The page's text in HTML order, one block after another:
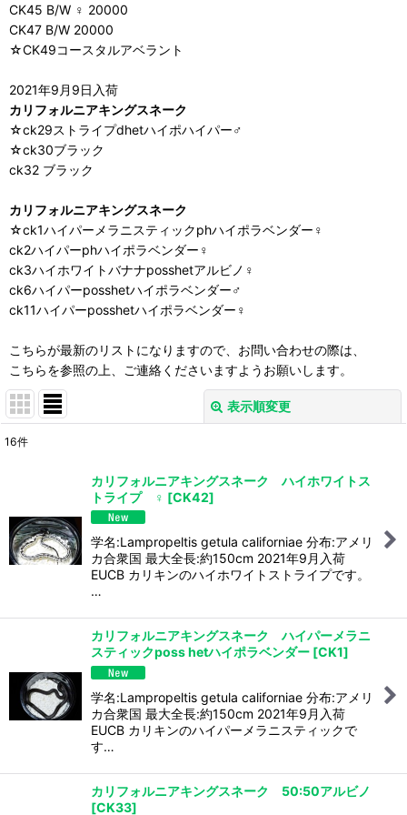
CK45 B/W ♀ 20000
CK47 B/W 20000
☆CK49コースタルアベラント
2021年9月9日入荷
カリフォルニアキングスネーク
☆ck29ストライプdhetハイポハイパー♂
☆ck30ブラック
ck32 ブラック
カリフォルニアキングスネーク
☆ck1ハイパーメラニスティックphハイポラベンダー♀
ck2ハイパーphハイポラベンダー♀
ck3ハイホワイトバナナposshetアルビノ♀
ck6ハイパーposshetハイポラベンダー♂
ck11ハイパーposshetハイポラベンダー♀
こちらが最新のリストになりますので、お問い合わせの際は、
こちらを参照の上、ご連絡くださいますようお願いします。
表示順変更
絞り込む
16件
カリフォルニアキングスネーク ハイホワイトス
トライプ ♀ [CK42]
学名:Lampropeltis getula californiae 分布:アメリ
カ合衆国 最大全長:約150cm 2021年9月入荷
EUCB カリキンのハイホワイトストライプです。
…
カリフォルニアキングスネーク ハイパーメラニ
スティックposs hetハイポラベンダー [CK1]
学名:Lampropeltis getula californiae 分布:アメリ
カ合衆国 最大全長:約150cm 2021年9月入荷
EUCB カリキンのハイパーメラニスティックで
す…
カリフォルニアキングスネーク 50:50アルビノ
[CK33]